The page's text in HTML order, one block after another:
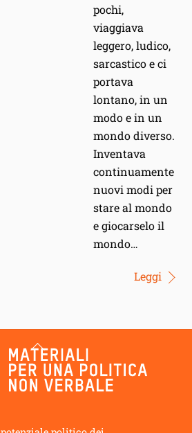
pochi,
viaggiava
leggero, ludico,
sarcastico e ci
portava
lontano, in un
modo e in un
mondo diverso.
Inventava
continuamente
nuovi modi per
stare al mondo
e giocarselo il
mondo…
Leggi
Back
To
Top